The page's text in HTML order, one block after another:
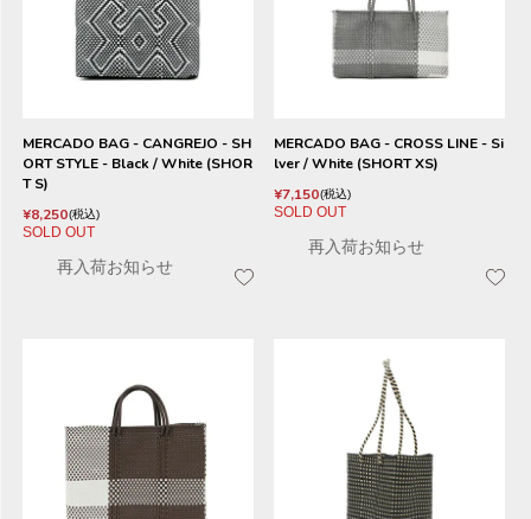
MERCADO BAG - CANGREJO - SH
ORT STYLE - Black / White (SHOR
T S)
¥8,250 税込
SOLD OUT
再入荷お知らせ
MERCADO BAG - CROSS LINE - Si
lver / White (SHORT XS)
¥7,150 税込
SOLD OUT
再入荷お知らせ